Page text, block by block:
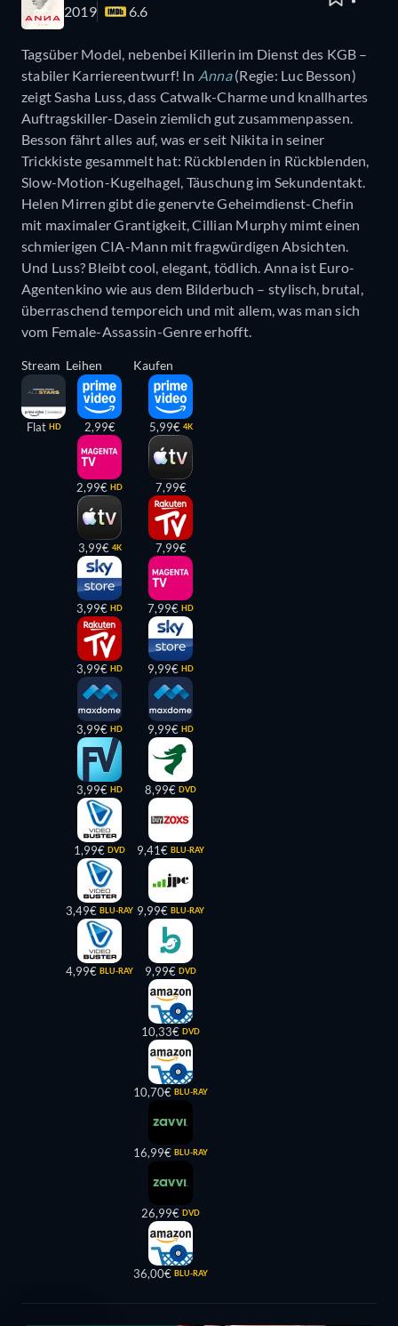
2019 6.6
Tagsüber Model, nebenbei Killerin im Dienst des KGB –
stabiler Karriereentwurf! In Anna(Regie: Luc Besson)
zeigt Sasha Luss, dass Catwalk-Charme und knallhartes
Auftragskiller-Dasein ziemlich gut zusammenpassen.
Besson fährt alles auf, was er seit Nikita in seiner
Trickkiste gesammelt hat: Rückblenden in Rückblenden,
Slow-Motion-Kugelhagel, Täuschung im Sekundentakt.
Helen Mirren gibt die genervte Geheimdienst-Chefin
mit maximaler Grantigkeit, Cillian Murphy mimt einen
schmierigen CIA-Mann mit fragwürdigen Absichten.
Und Luss? Bleibt cool, elegant, tödlich. Anna ist Euro-
Agentenkino wie aus dem Bilderbuch – stylisch, brutal,
überraschend temporeich und mit allem, was man sich
vom Female-Assassin-Genre erhofft.
Stream
Flat HD
Leihen
2,99€
2,99€ HD
3,99€ 4K
3,99€ HD
3,99€ HD
3,99€ HD
3,99€ HD
1,99€ DVD
3,49€ BLU-RAY
4,99€ BLU-RAY
Kaufen
5,99€ 4K
7,99€
7,99€
7,99€ HD
9,99€ HD
9,99€ HD
8,99€ DVD
9,41€ BLU-RAY
9,99€ BLU-RAY
9,99€ DVD
10,33€ DVD
10,70€ BLU-RAY
16,99€ BLU-RAY
26,99€ DVD
36,00€ BLU-RAY